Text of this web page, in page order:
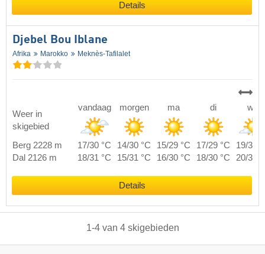
Details
Djebel Bou Iblane
Afrika Marokko Meknès-Tafilalet
Weer in
skigebied
vandaag morgen ma di wo
Berg 2228 m 17/30 °C 14/30 °C 15/29 °C 17/29 °C
19/31
Dal 2126 m
18/31 °C 15/31 °C 16/30 °C 18/30 °C 20/32
Details
1-4van 4 skigebieden